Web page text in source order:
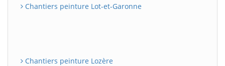
Chantiers peinture Lot-et-Garonne
Chantiers peinture Lozère